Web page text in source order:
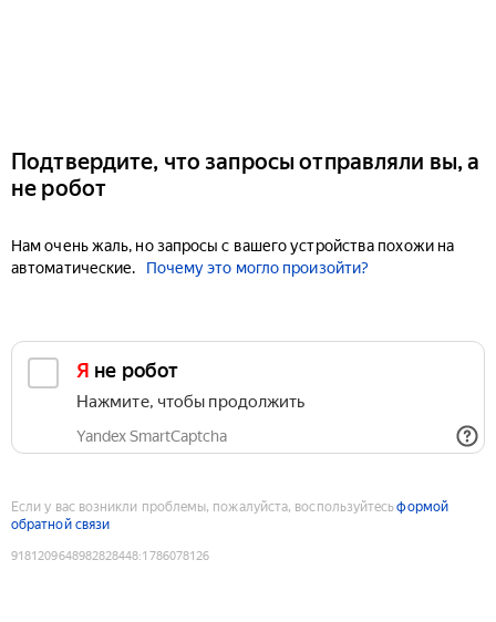
Подтвердите, что запросы отправляли вы, а
не робот
Нам очень жаль, но запросы с вашего устройства похожи на
автоматические.
Почему это могло произойти?
Я не робот
Нажмите, чтобы продолжить
Yandex SmartCaptcha
Если у вас возникли проблемы, пожалуйста, воспользуйтесьформой
обратной связи
9181209648982828448:1786078126